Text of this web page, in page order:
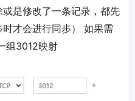
是修改了一条记录，都先
才会进行同步） 如果需
组3012映射